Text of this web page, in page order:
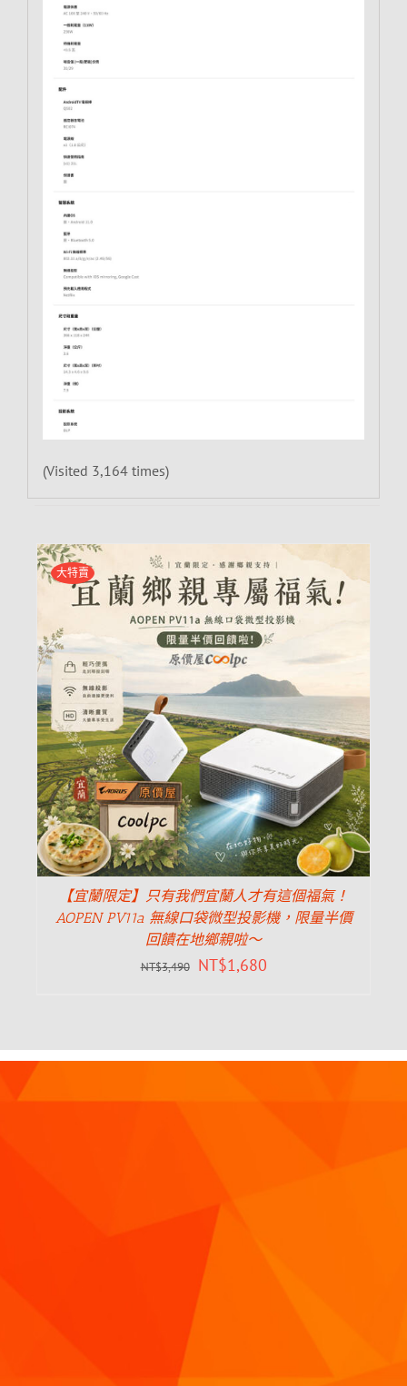
(Visited 3,164 times)
大特賣
【宜蘭限定】只有我們宜蘭人才有這個福氣！
AOPEN PV11a 無線口袋微型投影機，限量半價
回饋在地鄉親啦～
NT$3,490 NT$1,680